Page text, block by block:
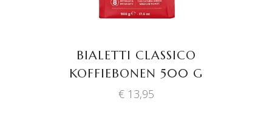
BIALETTI CLASSICO
KOFFIEBONEN 500 G
€13,95